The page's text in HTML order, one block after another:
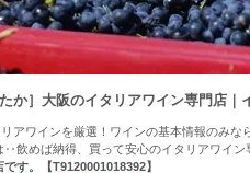
か］大阪のイタリアワイン専門店
アワインを厳選！ワインの基本情報のみな
飲めば納得、買って安心のイタリアワイン
す。【T9120001018392】